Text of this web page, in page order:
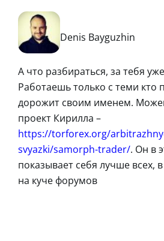
Denis Bayguzhin
А что разбираться, за тебя
Работаешь только с теми кто
дорожит своим именем.
проект Кирилла –
https://torforex.org/
svyazki/samorph-trader/. Он в
показывает себя лучше всех,
на куче форумов